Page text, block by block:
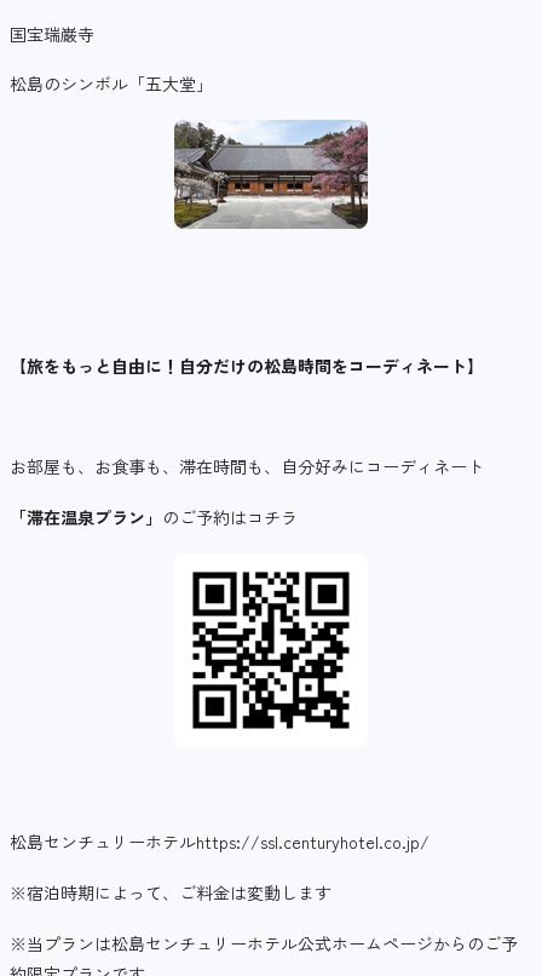
国宝瑞巌寺
松島のシンボル「五大堂」
【旅をもっと自由に！自分だけの松島時間をコーディネート】
お部屋も、お食事も、滞在時間も、自分好みにコーディネート
「滞在温泉プラン」 のご予約はコチラ
松島センチュリーホテルhttps://ssl.centuryhotel.co.jp/
※宿泊時期によって、ご料金は変動します
※当プランは松島センチュリーホテル公式ホームページからのご予